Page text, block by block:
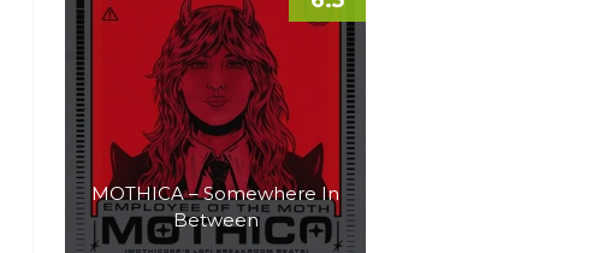
MOTHICA – Somewhere In
Between